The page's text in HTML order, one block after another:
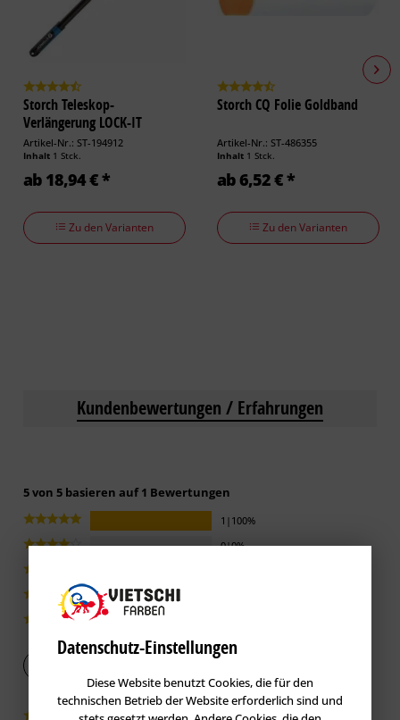
Storch Teleskop-
Verlängerung LOCK-IT
Aluminium
Artikel-Nr.: ST-194912
Inhalt 1 Stck.
ab 18,94 € *
Zu den Varianten
Storch CQ Folie Goldband
Artikel-Nr.: ST-486355
Inhalt 1 Stck.
ab 6,52 € *
Zu den Varianten
Kundenbewertungen / Erfahrungen
5 von 5 basieren auf 1 Bewertungen
1|100%
0|0%
Datenschutz-Einstellungen
Diese Website benutzt Cookies, die für den
technischen Betrieb der Website erforderlich sind und